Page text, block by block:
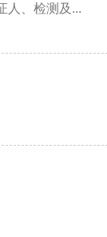
人、检测及...